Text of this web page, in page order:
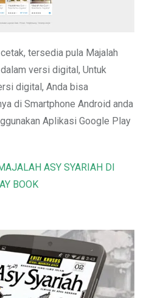
tersedia pula Majalah
versi digital, Untuk
digital, Anda bisa
di Smartphone Android anda
Aplikasi Google Play
ASY SYARIAH DI
BOOK